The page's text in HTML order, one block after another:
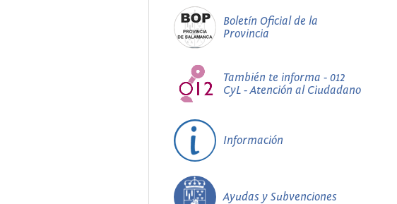
Boletín Oficial de la
Provincia
También te informa - 012
CyL - Atención al Ciudadano
Información
Ayudas y Subvenciones